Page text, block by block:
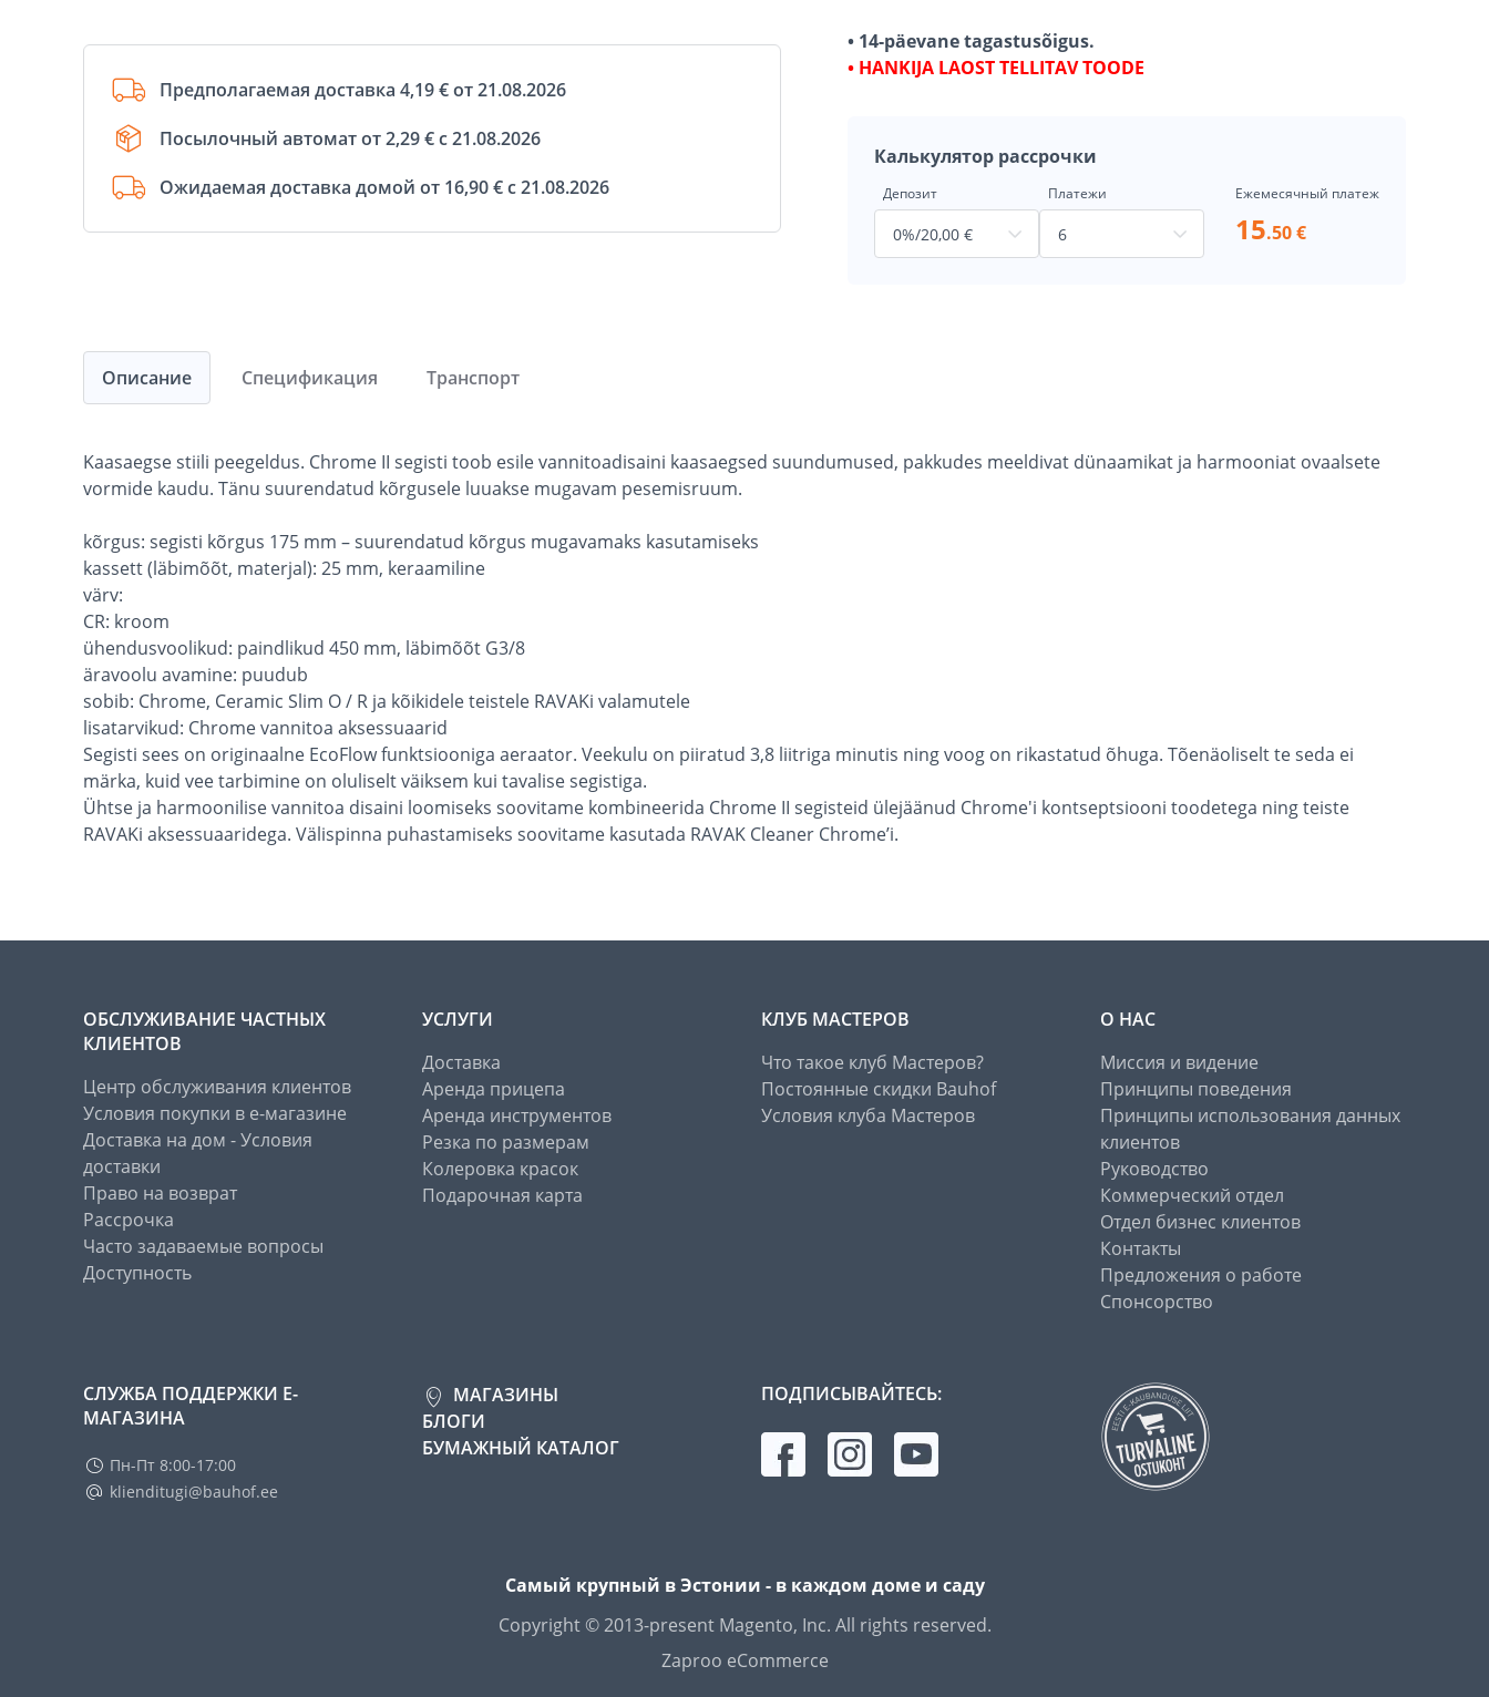
Предполагаемая доставка 4,19 € от 21.08.2026
Посылочный автомат от 2,29 € с 21.08.2026
Ожидаемая доставка домой от 16,90 € с 21.08.2026
• 14-päevane tagastusõigus.
• HANKIJA LAOST TELLITAV TOODE
Калькулятор рассрочки
Депозит Платежи Ежемесячный платеж
15.50 €
Описание
Kaasaegse stiili peegeldus. Chrome II segisti toob esile vannitoadisaini kaasaegsed suundumused, pakkudes meeldivat dünaamikat ja harmooniat ovaalsete
vormide kaudu. Tänu suurendatud kõrgusele luuakse mugavam pesemisruum.
kõrgus: segisti kõrgus 175 mm – suurendatud kõrgus mugavamaks kasutamiseks
kassett (läbimõõt, materjal): 25 mm, keraamiline
värv:
CR: kroom
ühendusvoolikud: paindlikud 450 mm, läbimõõt G3/8
äravoolu avamine: puudub
sobib: Chrome, Ceramic Slim O / R ja kõikidele teistele RAVAKi valamutele
lisatarvikud: Chrome vannitoa aksessuaarid
Segisti sees on originaalne EcoFlow funktsiooniga aeraator. Veekulu on piiratud 3,8 liitriga minutis ning voog on rikastatud õhuga. Tõenäoliselt te seda ei
märka, kuid vee tarbimine on oluliselt väiksem kui tavalise segistiga.
Ühtse ja harmoonilise vannitoa disaini loomiseks soovitame kombineerida Chrome II segisteid ülejäänud Chrome'i kontseptsiooni toodetega ning teiste
RAVAKi aksessuaaridega. Välispinna puhastamiseks soovitame kasutada RAVAK Cleaner Chrome’i.
Спецификация Транспорт
ОБСЛУЖИВАНИЕ ЧАСТНЫХ
КЛИЕНТОВ
Центр обслуживания клиентов
Условия покупки в е-магазине
Доставка на дом - Условия
доставки
Право на возврат
Рассрочка
Часто задаваемые вопросы
Доступность
УСЛУГИ
Доставка
Аренда прицепа
Аренда инструментов
Резка по размерам
Колеровка красок
Подарочная карта
КЛУБ МАСТЕРОВ
Что такое клуб Мастеров?
Постоянные скидки Bauhof
Условия клуба Мастеров
О НАС
Миссия и видение
Принципы поведения
Принципы использования данных
клиентов
Руководство
Коммерческий отдел
Отдел бизнес клиентов
Контакты
Предложения о работе
Спонсорство
СЛУЖБА ПОДДЕРЖКИ Е-
МАГАЗИНА
Пн-Пт 8:00-17:00
klienditugi@bauhof.ee
МАГАЗИНЫ
БЛОГИ
БУМАЖНЫЙ КАТАЛОГ
ПОДПИСЫВАЙТЕСЬ:
Самый крупный в Эстонии - в каждом доме и саду
Copyright © 2013-present Magento, Inc. All rights reserved.
Zaproo eCommerce